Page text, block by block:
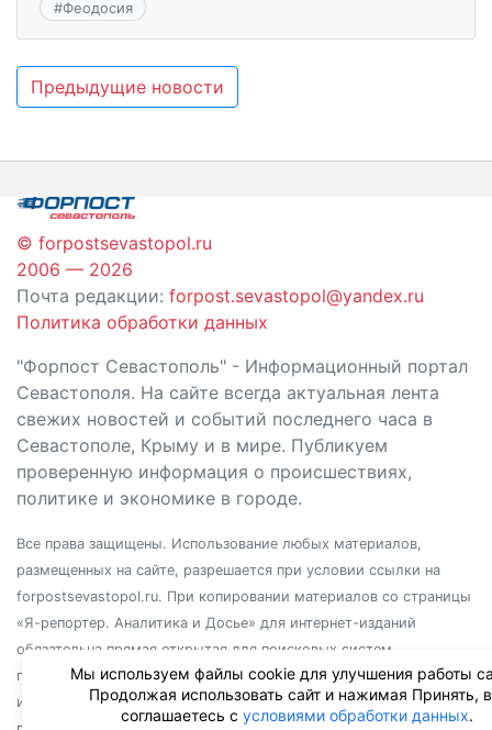
#Феодосия
Навигация
записям
Предыдущие новости
© forpostsevastopol.ru
2006 — 2026
Почта редакции: forpost.sevastopol@yandex.ru
Политика обработки данных
"Форпост Севастополь" - Информационный портал
Севастополя. На сайте всегда актуальная лента
свежих новостей и событий последнего часа в
Севастополе, Крыму и в мире. Публикуем
проверенную информация о происшествиях,
политике и экономике в городе.
Все права защищены. Использование любых материалов,
размещенных на сайте, разрешается при условии ссылки на
forpostsevastopol.ru. При копировании материалов со страницы
«Я-репортер. Аналитика и Досье» для интернет-изданий
обязательна прямая открытая для поисковых систем
гиперссылка. Независимо от полного или частичного
использования материалов, ссылка должна быть размещена в
Мы используем файлы cookie для улучшения работы
Продолжая использовать сайт и нажимая Принять,
соглашаетесь с условиями обработки данных.